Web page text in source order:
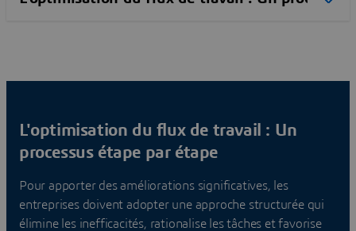
L'optimisation du flux de travail : Un
processus étape par étape
Pour apporter des améliorations significatives, les
entreprises doivent adopter une approche structurée qui
élimine les inefficacités, rationalise les tâches et favorise